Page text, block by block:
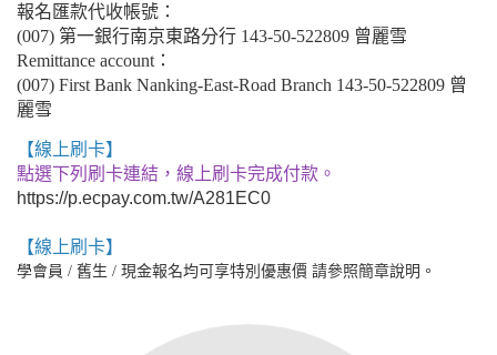
報名匯款代收帳號：
(007) 第一銀行南京東路分行 143-50-522809 曾麗雪
Remittance account：
(007) First Bank Nanking-East-Road Branch 143-50-522809 曾
麗雪
【線上刷卡】
點選下列刷卡連結，線上刷卡完成付款。
https://p.ecpay.com.tw/A281EC0
【線上刷卡】
學會員 / 舊生 / 現金報名均可享特別優惠價 請參照簡章說明。